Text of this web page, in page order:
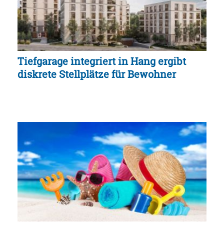
Tiefgarage integriert in Hang ergibt
diskrete Stellplätze für Bewohner